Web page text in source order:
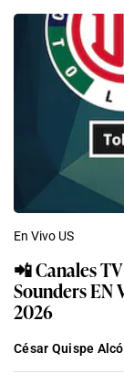
En Vivo US
📲 Canales
Sounders EN
2026
César Quispe